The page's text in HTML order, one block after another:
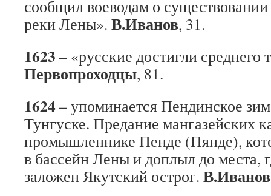
сообщил воеводам о
реки Лены». В.Иванов, 31.
1623 – «русские достигли среднего
Первопроходцы, 81.
1624 – упоминается Пендинское
Тунгуске. Предание мангазейских
промышленнике Пенде (Пянде),
в бассейн Лены и доплыл до места,
заложен Якутский острог. В.Иванов